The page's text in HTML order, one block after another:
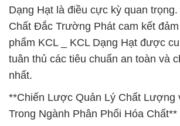
Dạng Hạt là điều cực kỳ quan
Chất Đắc Trường Phát cam kết
phẩm KCL _ KCL Dạng Hạt được
tuân thủ các tiêu chuẩn an toàn và
nhất.
**Chiến Lược Quản Lý Chất Lượng
Trong Ngành Phân Phối Hóa Chất**